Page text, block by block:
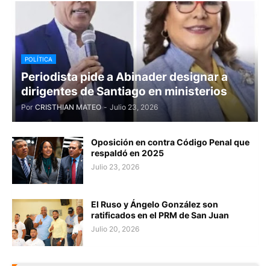
POLÍTICA
Periodista pide a Abinader designar a
dirigentes de Santiago en ministerios
Por CRISTHIAN MATEO - Julio 23, 2026
Oposición en contra Código Penal que
respaldó en 2025
Julio 23, 2026
El Ruso y Ángelo González son
ratificados en el PRM de San Juan
Julio 20, 2026